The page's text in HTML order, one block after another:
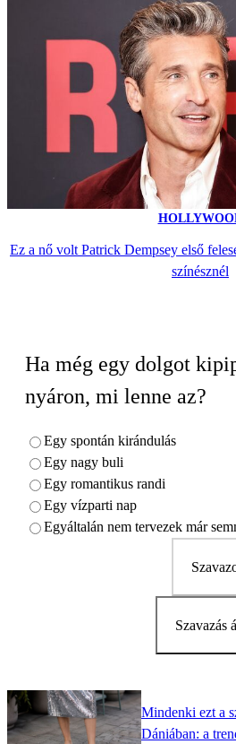
Ez a nő volt Patrick Dempsey első
színésznél
Ha még egy dolgot
nyáron, mi lenne az?
Egy spontán kirándulás
Egy nagy buli
Egy romantikus randi
Egy vízparti nap
Egyáltalán nem tervezek már
Szavazás
Mindenki ezt a
Dániában: a